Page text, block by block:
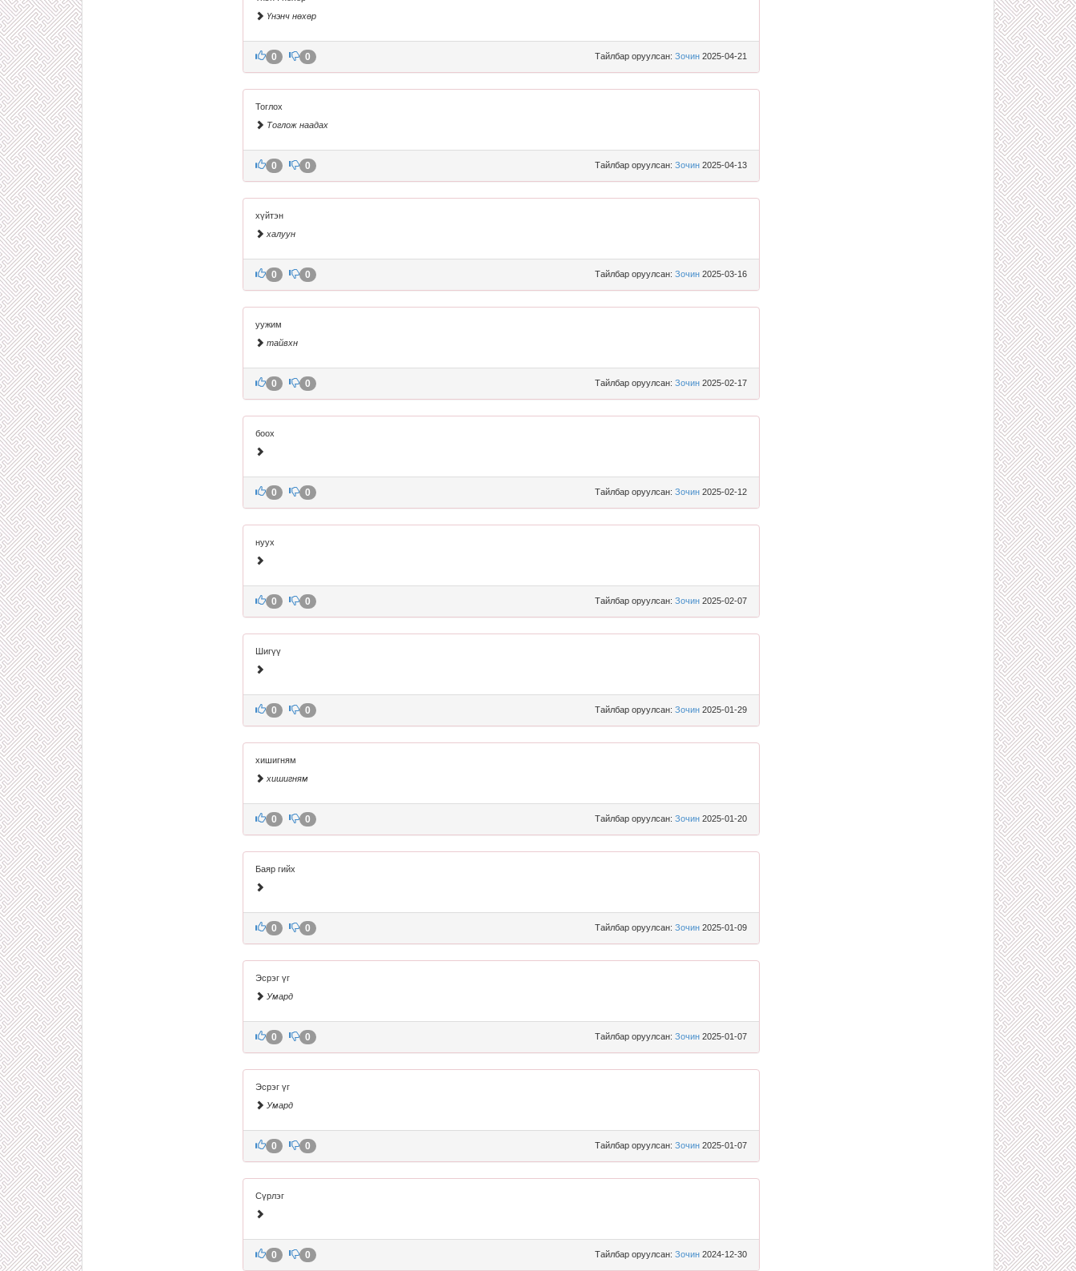
Үнэнч нөхөр
Тайлбар оруулсан: Зочин 2025-04-21
0 0
Тоглох
Тоглож наадах
Тайлбар оруулсан: Зочин 2025-04-13
0 0
хүйтэн
халуун
Тайлбар оруулсан: Зочин 2025-03-16
0 0
уужим
тайвхн
Тайлбар оруулсан: Зочин 2025-02-17
0 0
боох
Тайлбар оруулсан: Зочин 2025-02-12
0 0
нуух
Тайлбар оруулсан: Зочин 2025-02-07
0 0
Шигүү
Тайлбар оруулсан: Зочин 2025-01-29
0 0
хишигням
хишигням
Тайлбар оруулсан: Зочин 2025-01-20
0 0
Баяр гийх
Тайлбар оруулсан: Зочин 2025-01-09
0 0
Эсрэг үг
Умард
Тайлбар оруулсан: Зочин 2025-01-07
0 0
Эсрэг үг
Умард
Тайлбар оруулсан: Зочин 2025-01-07
0 0
Сүрлэг
Тайлбар оруулсан: Зочин 2024-12-30
0 0